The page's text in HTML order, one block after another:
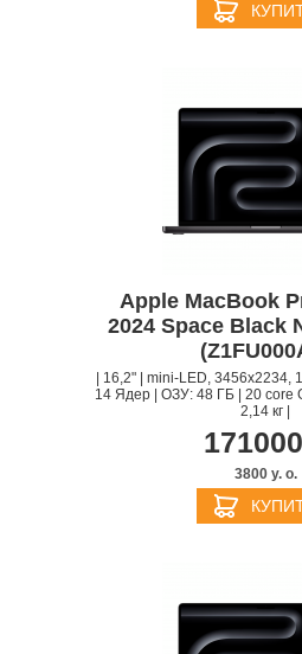
Apple MacBook
2024 Space Black
| 16,2" | mini-LED, 3456x2234,
14 Ядер | ОЗУ: 48 ГБ | 20 core
2,14 кг |
171000
3800 y. о.